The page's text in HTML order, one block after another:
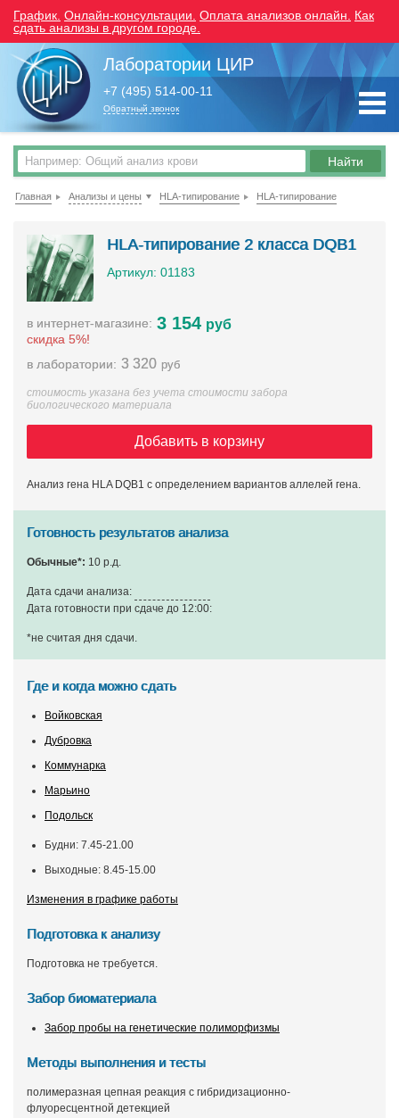
График. Онлайн-консультации. Оплата анализов онлайн.
Как
сдать анализы в другом городе.
Лаборатории ЦИР
+7 (495) 514-00-11
Обратный звонок
Главная Анализы и цены HLA-типирование HLA-типирование
HLA-типирование 2 класса DQB1
Артикул: 01183
в интернет-магазине:
скидка 5%!
3 154 руб
в лаборатории: 3 320 руб
стоимость указана без учета стоимости забора
биологического материала
Добавить в корзину
Анализ гена HLA DQB1 с определением вариантов аллелей гена.
Готовность результатов анализа
Обычные*: 10 р.д.
Дата сдачи анализа:
Дата готовности при сдаче до 12:00:
*не считая дня сдачи.
Где и когда можно сдать
Войковская
Дубровка
Коммунарка
Марьино
Подольск
Будни: 7.45-21.00
Выходные: 8.45-15.00
Изменения в графике работы
Подготовка к анализу
Подготовка не требуется.
Забор биоматериала
Забор пробы на генетические полиморфизмы
Методы выполнения и тесты
полимеразная цепная реакция с гибридизационно-
флуоресцентной детекцией